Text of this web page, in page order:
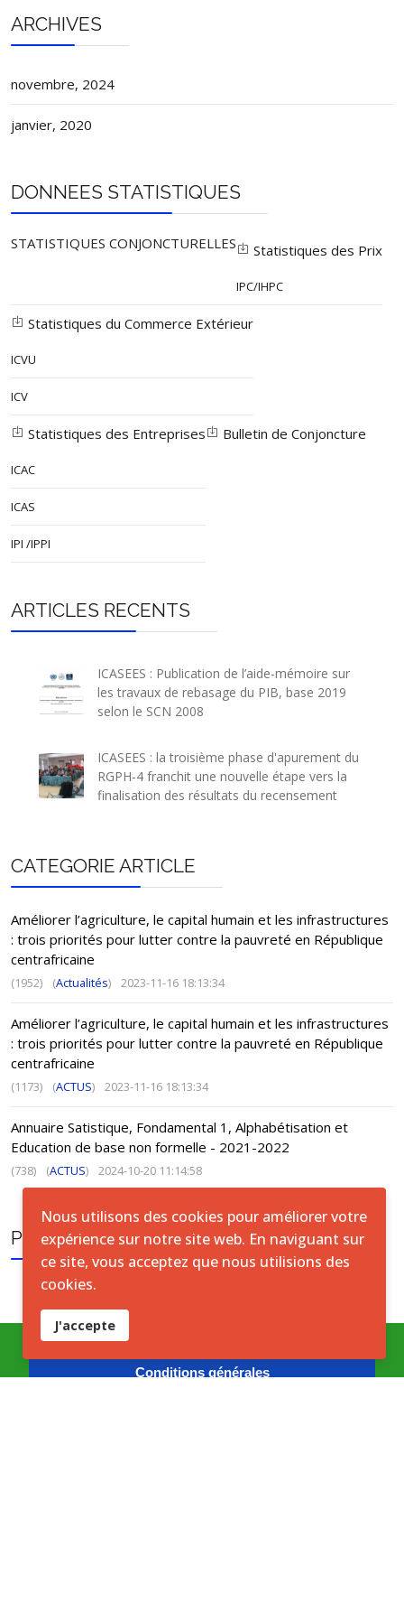
ARCHIVES
novembre, 2024
janvier, 2020
DONNEES STATISTIQUES
STATISTIQUES CONJONCTURELLES Statistiques des Prix
IPC/IHPC
Statistiques du Commerce Extérieur
ICVU
ICV
Statistiques des Entreprises
ICAC
ICAS
IPI /IPPI
Bulletin de Conjoncture
ARTICLES RECENTS
ICASEES : Publication de l’aide-mémoire sur
les travaux de rebasage du PIB, base 2019
selon le SCN 2008
ICASEES : la troisième phase d'apurement du
RGPH-4 franchit une nouvelle étape vers la
finalisation des résultats du recensement
CATEGORIE ARTICLE
Améliorer l’agriculture, le capital humain et les infrastructures
: trois priorités pour lutter contre la pauvreté en République
centrafricaine
(1952) (Actualités) 2023-11-16 18:13:34
Améliorer l’agriculture, le capital humain et les infrastructures
: trois priorités pour lutter contre la pauvreté en République
centrafricaine
(1173) (ACTUS) 2023-11-16 18:13:34
Annuaire Satistique, Fondamental 1, Alphabétisation et
Education de base non formelle - 2021-2022
(738) (ACTUS) 2024-10-20 11:14:58
PUBLICATION TAGS
Conditions générales
Nous utilisons des cookies pour améliorer votre
expérience sur notre site web. En naviguant sur
ce site, vous acceptez que nous utilisions des
cookies.
J'accepte